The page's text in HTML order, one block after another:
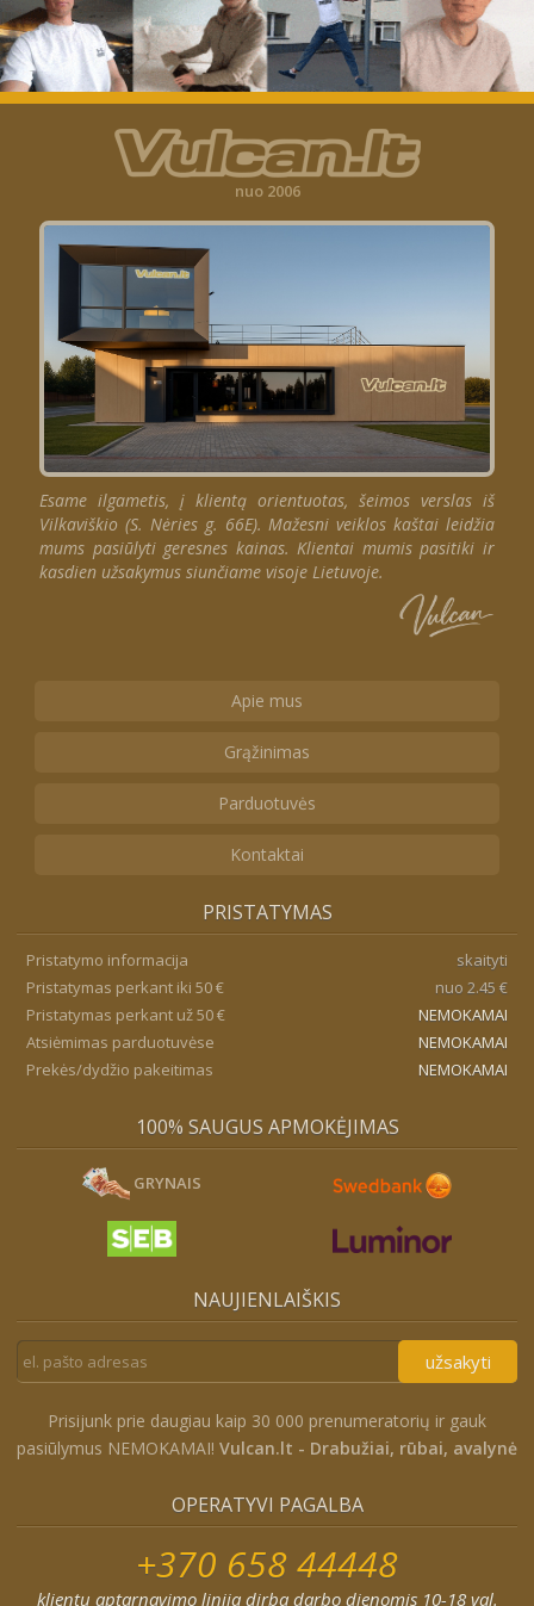
nuo 2006
Esame ilgametis, į klientą orientuotas, šeimos verslas iš
Vilkaviškio (S. Nėries g. 66E). Mažesni veiklos kaštai leidžia
mums pasiūlyti geresnes kainas. Klientai mumis pasitiki ir
kasdien užsakymus siunčiame visoje Lietuvoje.
Apie mus
Grąžinimas
Parduotuvės
Kontaktai
PRISTATYMAS
Pristatymo informacija
skaityti
Pristatymas perkant iki 50 €
nuo 2.45 €
Pristatymas perkant už 50 €
NEMOKAMAI
Atsiėmimas parduotuvėse
NEMOKAMAI
Prekės/dydžio pakeitimas
NEMOKAMAI
100% SAUGUS APMOKĖJIMAS
GRYNAIS
NAUJIENLAIŠKIS
užsakyti
Prisijunk prie daugiau kaip 30 000 prenumeratorių ir gauk
pasiūlymus NEMOKAMAI! Vulcan.lt - Drabužiai, rūbai, avalynė
OPERATYVI PAGALBA
+370 658 44448
klientų aptarnavimo linija dirba darbo dienomis 10-18 val.